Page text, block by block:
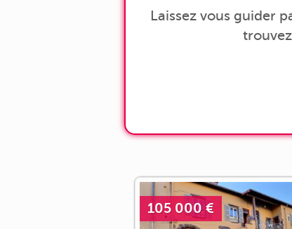
Laissez vous guider
105 000 €